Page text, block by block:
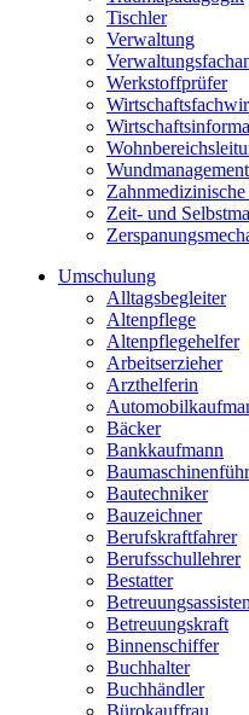
Tischler
Verwaltung
Werkstoffprüfer
Wundmanagement
Zeit- und
Umschulung
Alltagsbegleiter
Altenpflege
Altenpflegehelfer
Arbeitserzieher
Arzthelferin
Bäcker
Bankkaufmann
Bautechniker
Bauzeichner
Berufskraftfahrer
Berufsschullehrer
Bestatter
Betreuungskraft
Binnenschiffer
Buchhalter
Buchhändler